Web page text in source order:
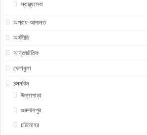
স্বাস্থ্যসেবা
অপরাধ-আদালত
অর্থনীতি
আন্তর্জাতিক
খেলাধুলা
চলনবিল
উল্লাপাড়া
গুরুদাসপুর
চাটমোহর